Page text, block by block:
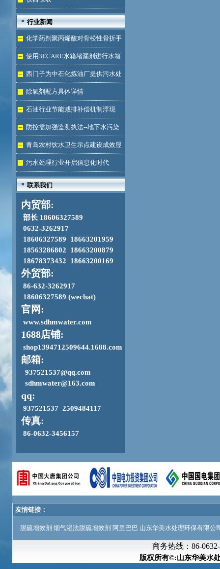
行业新闻
化学药剂聚丙烯酸对骨松性骨折手
术成功的用途
使用3ECARE水箱堵漏剂进行水箱
免拆堵漏的维修保养技术
西门子为中石化炼油厂提供污水处
理技术除氧剂配方具体详情
石油行业节能减排补偿机制浮现
防控需加强监测执法--地下水污染
加剧青岛农村饮水卫生示点建设成效显
著 污水处理行业开启信息化时代
联系我们
内贸部:
部长 18606327589
0632-3262917
18606327589 18663201959
18563286802 18663200879
18678373432 18663200169
外贸部:
86-632-3262917
18606327589 (wechat)
官网:
www.sdhmwater.com
1688店铺:
shop1394712509644.1688.com
邮箱:
937521537@qq.com
sdhmwater@163.com
qq:
937521537 2509484117
传真:
86-0632-3456157
友情链接：
脱硫增效剂 烟气湿法脱硫增效剂 阿里巴巴 山东华美水处理环保有限公
商务热线： 86-
版权所有©:山东华美水